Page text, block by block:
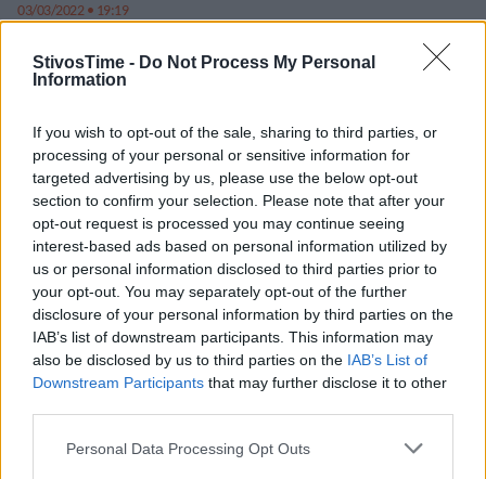
StivosTime - Do Not Process My Personal
Information
If you wish to opt-out of the sale, sharing to third parties, or
processing of your personal or sensitive information for
targeted advertising by us, please use the below opt-out
section to confirm your selection. Please note that after your
opt-out request is processed you may continue seeing
interest-based ads based on personal information utilized by
us or personal information disclosed to third parties prior to
your opt-out. You may separately opt-out of the further
disclosure of your personal information by third parties on the
IAB’s list of downstream participants. This information may
also be disclosed by us to third parties on the IAB’s List of
Downstream Participants that may further disclose it to other
Personal Data Processing Opt Outs
03/03/2022 • 19:19
Επέστρεψε στην Ελλάδα ο Αλέξανδρος Παπαμιχαήλ- Τι
δήλωσε
προετοιμαστεί για το Βαλκανικό Πρωτάθλημα Βάδην.